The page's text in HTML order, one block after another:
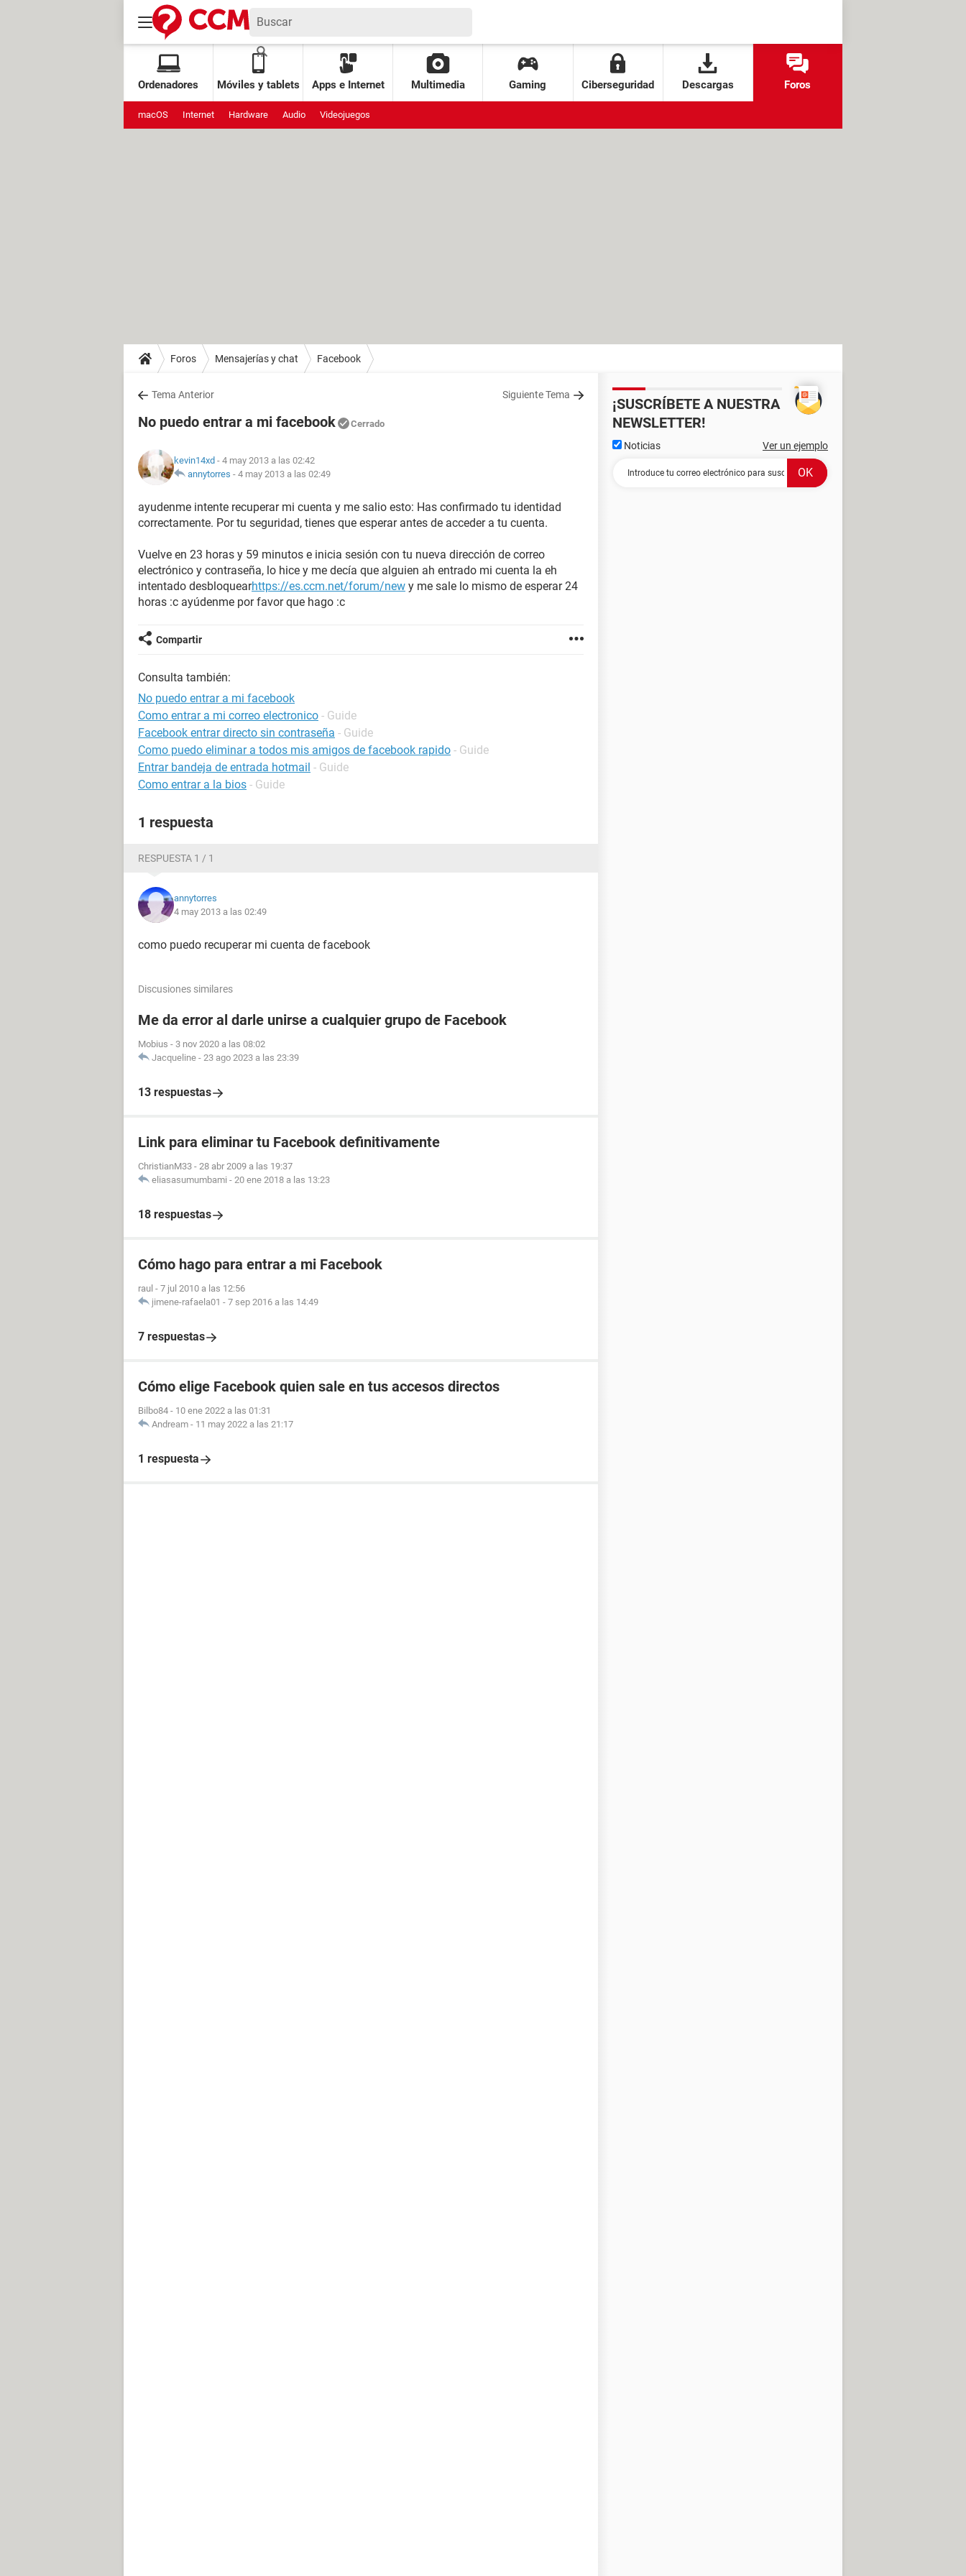
Ordenadores Móviles y tablets Apps e Internet Multimedia Gaming Ciberseguridad Descargas Foros
macOS Internet Hardware Audio Videojuegos
Foros Mensajerías y chat Facebook
Tema Anterior Siguiente Tema
No puedo entrar a mi facebook Cerrado
kevin14xd - 4 may 2013 a las 02:42
annytorres - 4 may 2013 a las 02:49
ayudenme intente recuperar mi cuenta y me salio esto: Has confirmado tu identidad
correctamente. Por tu seguridad, tienes que esperar antes de acceder a tu cuenta.
Vuelve en 23 horas y 59 minutos e inicia sesión con tu nueva dirección de correo
electrónico y contraseña, lo hice y me decía que alguien ah entrado mi cuenta la eh
intentado desbloquearhttps://es.ccm.net/forum/new y me sale lo mismo de esperar 24
horas :c ayúdenme por favor que hago :c
Compartir
Consulta también:
No puedo entrar a mi facebook
Como entrar a mi correo electronico - Guide
Facebook entrar directo sin contraseña - Guide
Como puedo eliminar a todos mis amigos de facebook rapido - Guide
Entrar bandeja de entrada hotmail - Guide
Como entrar a la bios - Guide
1 respuesta
RESPUESTA 1 / 1
annytorres
4 may 2013 a las 02:49
como puedo recuperar mi cuenta de facebook
Discusiones similares
Me da error al darle unirse a cualquier grupo de Facebook
Mobius - 3 nov 2020 a las 08:02
Jacqueline - 23 ago 2023 a las 23:39
13 respuestas
Link para eliminar tu Facebook definitivamente
ChristianM33 - 28 abr 2009 a las 19:37
eliasasumumbami - 20 ene 2018 a las 13:23
18 respuestas
Cómo hago para entrar a mi Facebook
raul - 7 jul 2010 a las 12:56
jimene-rafaela01 - 7 sep 2016 a las 14:49
7 respuestas
Cómo elige Facebook quien sale en tus accesos directos
Bilbo84 - 10 ene 2022 a las 01:31
Andream - 11 may 2022 a las 21:17
1 respuesta
¡SUSCRÍBETE A NUESTRA
NEWSLETTER!
Noticias Ver un ejemplo